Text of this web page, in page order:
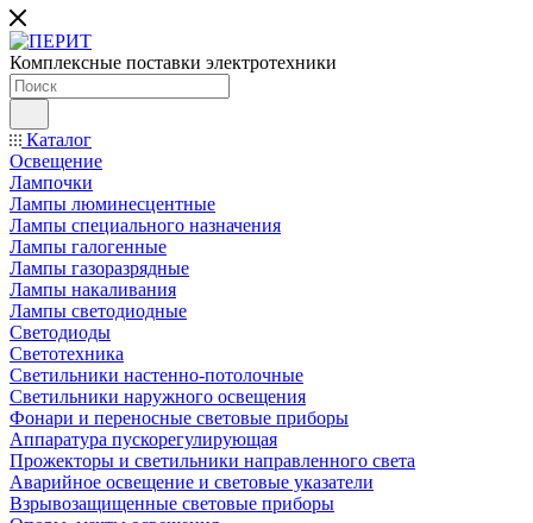
Комплексные поставки электротехники
Каталог
Освещение
Лампочки
Лампы люминесцентные
Лампы специального назначения
Лампы галогенные
Лампы газоразрядные
Лампы накаливания
Лампы светодиодные
Светодиоды
Светотехника
Светильники настенно-потолочные
Светильники наружного освещения
Фонари и переносные световые приборы
Аппаратура пускорегулирующая
Прожекторы и светильники направленного света
Аварийное освещение и световые указатели
Взрывозащищенные световые приборы